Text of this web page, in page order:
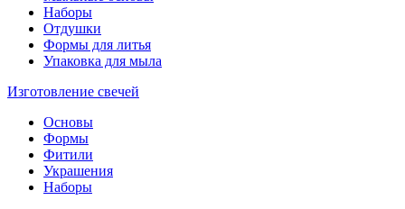
Наборы
Отдушки
Формы для литья
Упаковка для мыла
Изготовление свечей
Основы
Формы
Фитили
Украшения
Наборы